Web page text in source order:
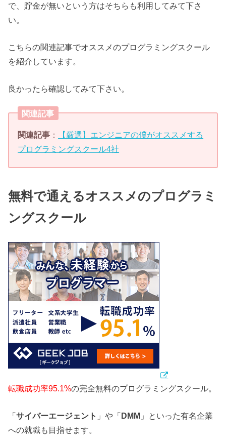
で、貯金が無いという方はそちらも利用してみて下さ
い。
こちらの関連記事でオススメのプログラミングスクール
を紹介しています。
良かったら確認してみて下さい。
関連記事
関連記事 ：
【厳選】エンジニアの僕がオススメする
プログラミングスクール4社
無料で通えるオススメのプログラミ
ングスクール
転職成功率95.1%の完全無料のプログラミングスクール。
「サイバーエージェント 」や「DMM 」といった有名企業
への就職も目指せます。